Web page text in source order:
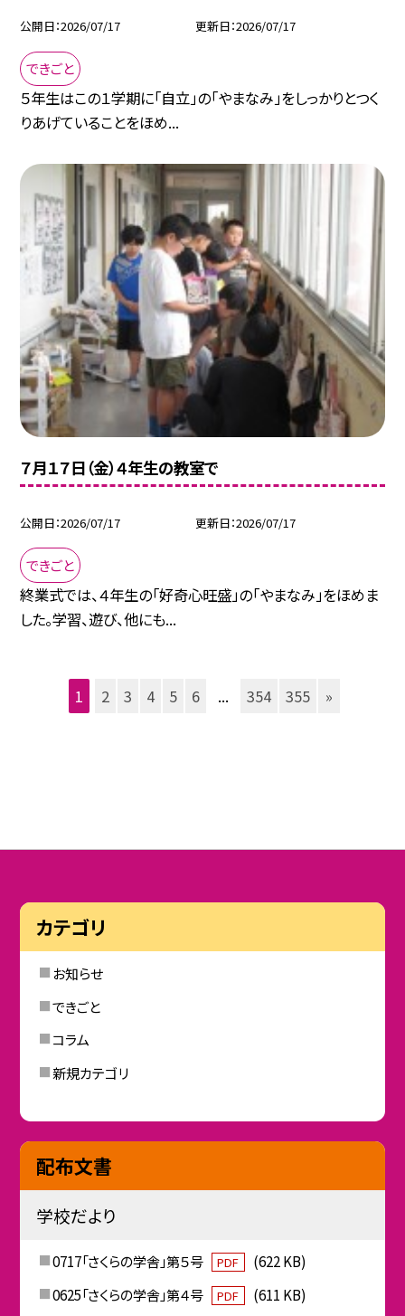
公開日 2026/07/17 更新日 2026/07/17
できごと
５年生はこの１学期に「自立」の「やまなみ」をしっかりとつく
りあげていることをほめ...
７月１７日（金）４年生の教室で
公開日 2026/07/17 更新日 2026/07/17
できごと
終業式では、４年生の「好奇心旺盛」の「やまなみ」をほめま
した。学習、遊び、他にも...
1 2 3 4 5 6 ... 354 355 »
カテゴリ
お知らせ
できごと
コラム
新規カテゴリ
配布文書
学校だより
0717「さくらの学舎」第５号 PDF
(622 KB)
0625「さくらの学舎」第４号
PDF
(611 KB)